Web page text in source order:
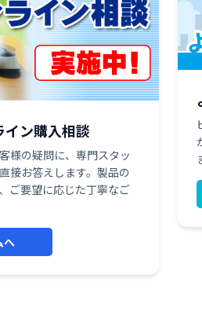
ン購入相談
様の疑問に、専門スタッ
接お答えします。製品の
ご要望に応じた丁寧なご
へ